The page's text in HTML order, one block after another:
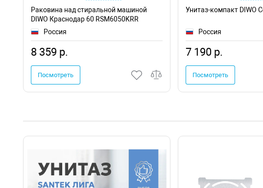
Раковина над стиральной машиной
DIWO Краснодар 60 RSM6050KRR
Россия
8 359 р.
Посмотреть
Унитаз-компакт DIWO
Россия
7 190 р.
Посмотреть